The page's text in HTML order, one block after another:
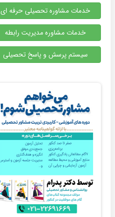
خدمات مشاوره تحصیلی حرفه ای
خدمات مشاوره مدیریت رابطه
سیستم پرسش و پاسخ تحصیلی